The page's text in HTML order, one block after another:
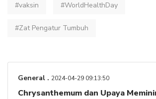
#vaksin #WorldHealthDay
#Zat Pengatur Tumbuh
General . 2024-04-29 09:13:50
Chrysanthemum dan Upaya